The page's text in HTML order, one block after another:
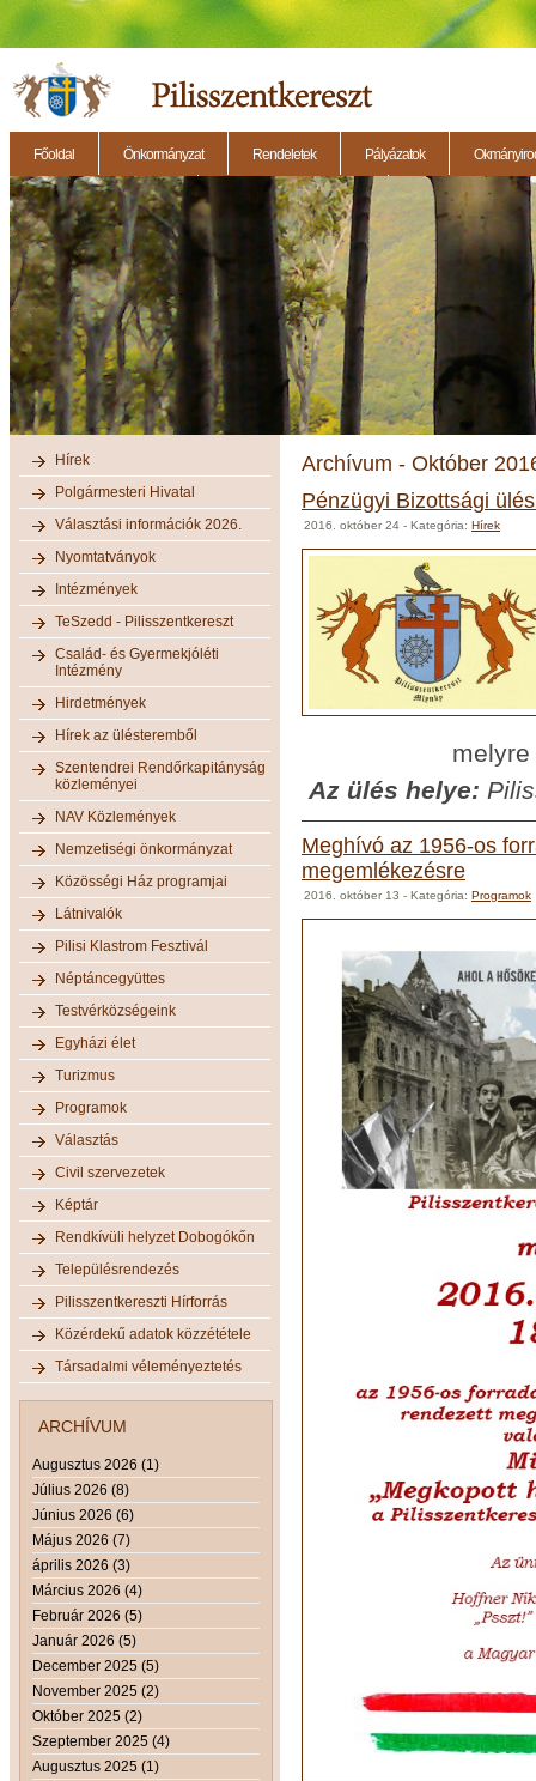
Főoldal Önkormányzat Rendeletek Pályázatok
2014.11.27. - Testületi ülés 2014.12.28. - Testületi ülés 2014.11.13. - Testületi
Hírek
Polgármesteri Hivatal
Választási információk 2026.
Nyomtatványok
Intézmények
TeSzedd - Pilisszentkereszt
Család- és Gyermekjóléti
Intézmény
Hirdetmények
Hírek az ülésteremből
Szentendrei Rendőrkapitányság
közleményei
NAV Közlemények
Nemzetiségi önkormányzat
Közösségi Ház programjai
Látnivalók
Pilisi Klastrom Fesztivál
Néptáncegyüttes
Testvérközségeink
Egyházi élet
Turizmus
Programok
Választás
Civil szervezetek
Képtár
Rendkívüli helyzet Dobogókőn
Településrendezés
Pilisszentkereszti Hírforrás
Közérdekű adatok közzététele
Társadalmi véleményeztetés
ARCHÍVUM
Augusztus 2026 (1)
Július 2026 (8)
Június 2026 (6)
Május 2026 (7)
április 2026 (3)
Március 2026 (4)
Február 2026 (5)
Január 2026 (5)
December 2025 (5)
November 2025 (2)
Október 2025 (2)
Szeptember 2025 (4)
Augusztus 2025 (1)
Archívum - Október
Pénzügyi Bizottsági
2016. október 24 - Kategória: Hírek
melyre
Az ülés helye:
Meghívó az 1956-os
megemlékezésre
2016. október 13 - Kategória: Programok